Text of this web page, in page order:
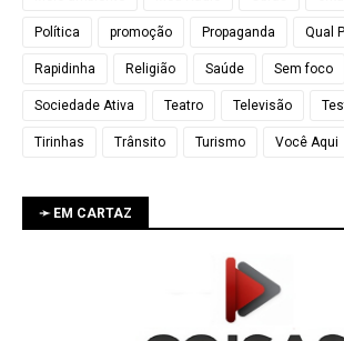
Política promoção Propaganda Qual
Rapidinha Religião Saúde Sem foco
Sociedade Ativa Teatro Televisão
Tirinhas Trânsito Turismo Você Aqui
➛ EM CARTAZ